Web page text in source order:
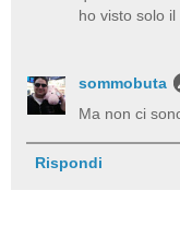
ho visto solo
sommobuta
Ma non ci
Rispondi